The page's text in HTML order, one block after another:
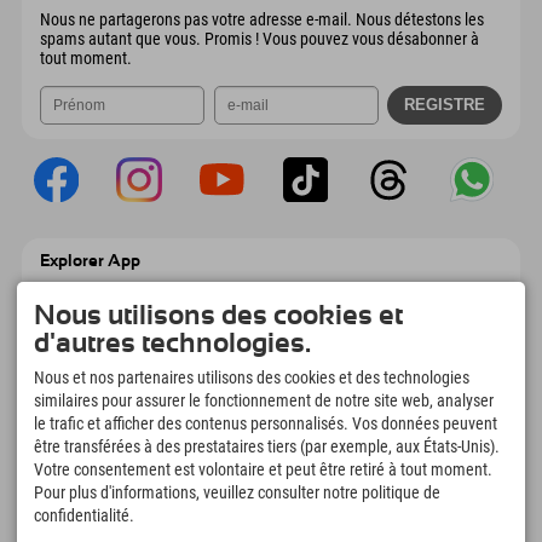
Nous ne partagerons pas votre adresse e-mail. Nous détestons les
spams autant que vous. Promis ! Vous pouvez vous désabonner à
tout moment.
Explorer App
Explorer à emporter avec aperçu de vos
réservations, liste de choses à faire, aperçu
des restaurants et bien plus encore.
Téléchargez-le maintenant !
L'heure des moments d'exploration
166
Lacs de montagne et
piscines d'aventure
4.634 km
Pistes de ski et de
Nous utilisons des cookies et
d'autres technologies.
Nous et nos partenaires utilisons des cookies et des technologies
similaires pour assurer le fonctionnement de notre site web, analyser
le trafic et afficher des contenus personnalisés. Vos données peuvent
être transférées à des prestataires tiers (par exemple, aux États-Unis).
Votre consentement est volontaire et peut être retiré à tout moment.
Pour plus d'informations, veuillez consulter notre politique de
confidentialité.